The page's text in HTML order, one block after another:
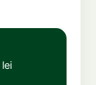
lei